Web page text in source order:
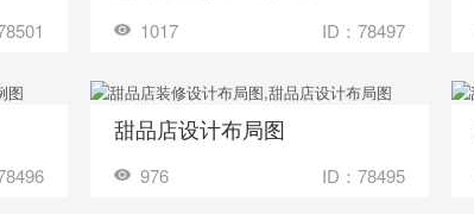
1017 ID：78497
？ 收藏 装修成这样要花多少钱？
甜品店设计布局图
976 ID：78495